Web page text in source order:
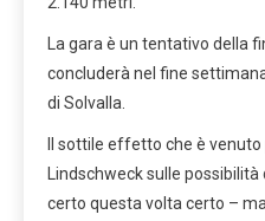
La gara è un tentativo della
concluderà nel fine
di Solvalla.
Il sottile effetto che è venuto
Lindschweck sulle
certo questa volta certo –